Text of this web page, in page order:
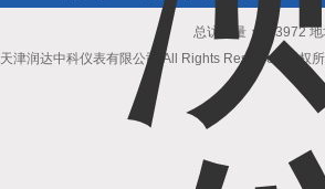
总访问量：503972
天津润达中科仪表有限公司 All Rights Reserved 版权